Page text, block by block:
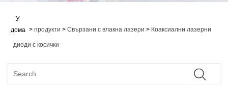
У
дома > продукти > Свързани с влакна лазери > Коаксиални лазерни
диоди с косички